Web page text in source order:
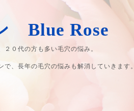
Blue Rose
０代の方も多い毛穴の悩み。
、長年の毛穴の悩みも解消していきます。